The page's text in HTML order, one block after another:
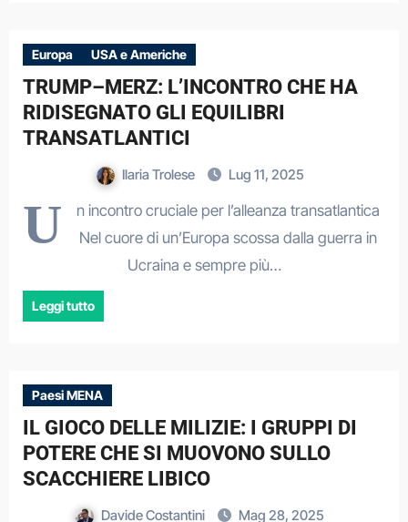
Europa USA e Americhe
TRUMP–MERZ: L’INCONTRO CHE HA
RIDISEGNATO GLI EQUILIBRI
TRANSATLANTICI
Ilaria Trolese Lug 11, 2025
U
n incontro cruciale per l’alleanza transatlantica
Nel cuore di un’Europa scossa dalla guerra in
Ucraina e sempre più…
Leggi tutto
Paesi MENA
IL GIOCO DELLE MILIZIE: I GRUPPI DI
POTERE CHE SI MUOVONO SULLO
SCACCHIERE LIBICO
Davide Costantini Mag 28, 2025